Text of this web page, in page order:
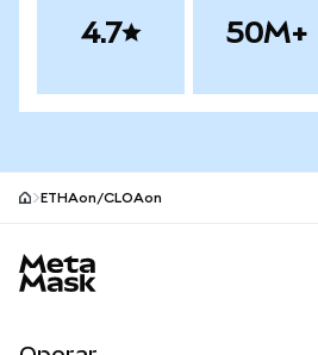
4.7 50M+
ETHAon/CLOAon